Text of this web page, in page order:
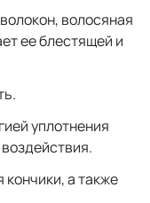
волосяная
ее блестящей и
уплотнения
а также